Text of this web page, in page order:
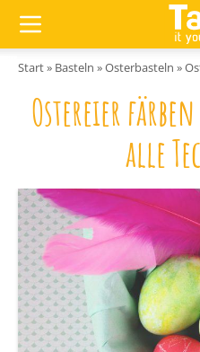
Start» Basteln »Osterbasteln »
Ostereier
alle